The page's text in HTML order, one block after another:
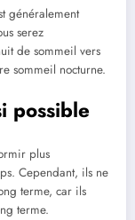
généralement
serez
de sommeil vers
sommeil nocturne.
possible
plus
Cependant, ils ne
terme, car ils
terme.